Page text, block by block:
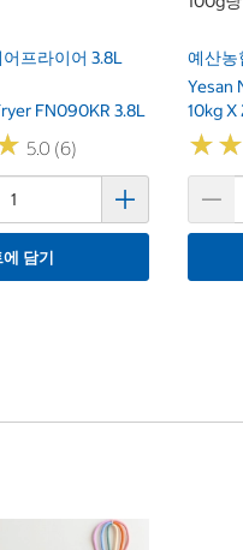
프라이어 3.8L
FN090KR 3.8L
5.0 (6)
담기
예산농
Yesan
10kg X
★★
★★